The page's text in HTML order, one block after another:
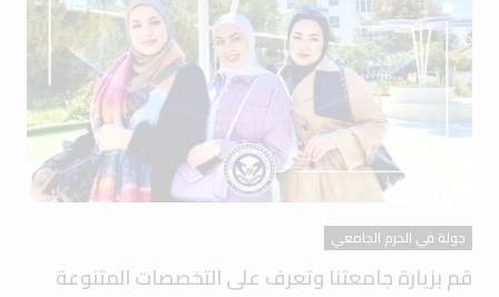
جولة في الحرم الجامعي
قم بزيارة جامعتنا وتعرف على التخصصات المتنوعة